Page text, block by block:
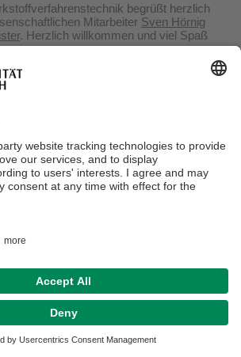
begrüßt herzlich
Mitarbeiter Sven Hörnig
. Herzlich willkommen und viel Spaß
Impressum Hausordnung Sitemap
Kontakt